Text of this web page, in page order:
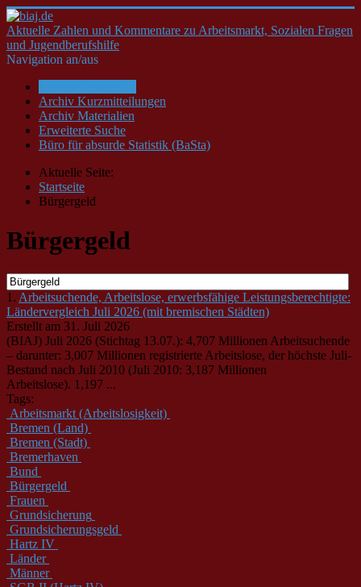
Aktuelle Zahlen und Kommentare zu Arbeitsmarkt, Sozialen Fragen
und Jugendberufshilfe
Navigation an/aus
Archiv Kurzmitteilungen
Archiv Materialien
Erweiterte Suche
Büro für absurde Statistik (BaSta)
Aktuelle Seite:
Startseite
Bürgergeld
Bürgergeld
1. Arbeitsuchende, Arbeitslose, erwerbsfähige Leistungsberechtigte:
Ländervergleich Juli 2026 (mit bremischen Städten)
Erstellt am 31. Juli 2026
(BIAJ) Juli 2026 (Stichtag 13.07.): 4,707 Millionen Arbeitsuchende
– darunter: 3,007 Millionen registrierte Arbeitslose, der höchste Juli-
Bestand nach Juli 2010 (Juli 2010: 3,187 Millionen
Arbeitslose). 1,197 ...
Tags:
Arbeitsmarkt (Arbeitslosigkeit)
Bremen (Land)
Bremen (Stadt)
Bremerhaven
Bund
Bürgergeld
Frauen
Grundsicherung
Grundsicherungsgeld
Hartz IV
Länder
Männer